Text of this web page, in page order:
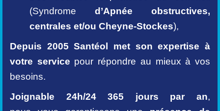
(Syndrome d’Apnée obstructives,
centrales et/ou Cheyne-Stockes),
Depuis 2005 Santéol met son expertise à
votre service pour répondre au mieux à vos
besoins.
Joignable 24h/24 365 jours par an,